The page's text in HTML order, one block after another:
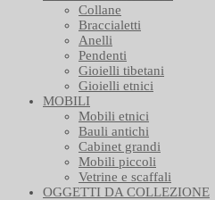
Collane
Braccialetti
Anelli
Pendenti
Gioielli tibetani
Gioielli etnici
MOBILI
Mobili etnici
Bauli antichi
Cabinet grandi
Mobili piccoli
Vetrine e scaffali
OGGETTI DA COLLEZIONE